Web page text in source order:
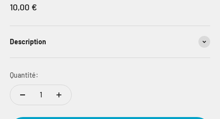
Prix de vente
10,00 €
Description
Quantité: